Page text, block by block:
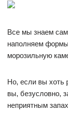
Все мы знаем
наполняем
морозильную
Но, если вы хоть
вы, безусловно,
неприятным